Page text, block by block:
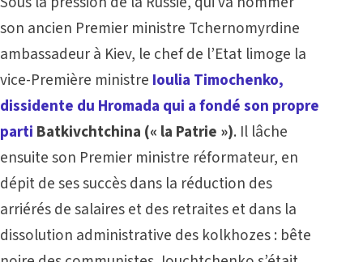
son ancien Premier ministre Tchernomyrdine
ambassadeur à Kiev, le chef de l’Etat limoge la
vice-Première ministre Ioulia Timochenko,
dissidente du Hromada qui a fondé son propre
parti Batkivchtchina (« la Patrie »). Il lâche
ensuite son Premier ministre réformateur, en
dépit de ses succès dans la réduction des
arriérés de salaires et des retraites et dans la
dissolution administrative des kolkhozes : bête